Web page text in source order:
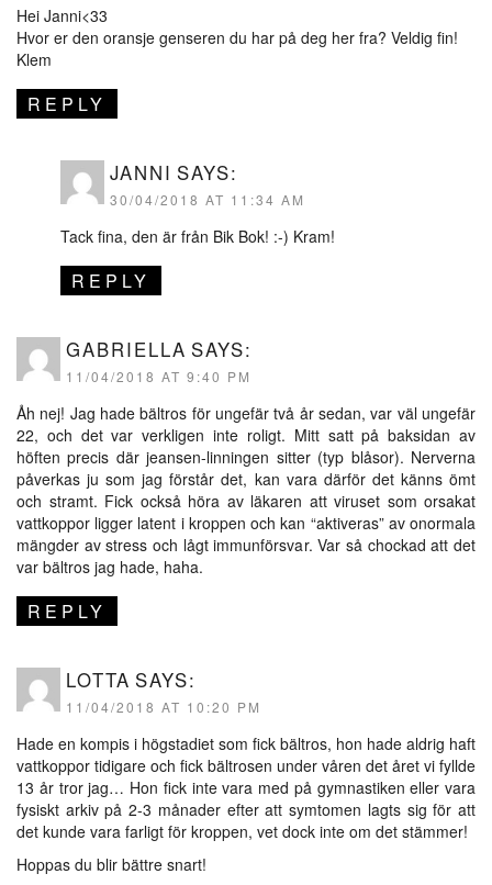
Hei Janni<33
Hvor er den oransje genseren du har på deg her fra? Veldig fin!
Klem
REPLY
JANNI SAYS:
30/04/2018 AT 11:34 AM
Tack fina, den är från Bik Bok! :-) Kram!
REPLY
GABRIELLA SAYS:
11/04/2018 AT 9:40 PM
Åh nej! Jag hade bältros för ungefär två år sedan, var väl ungefär
22, och det var verkligen inte roligt. Mitt satt på baksidan av
höften precis där jeansen-linningen sitter (typ blåsor). Nerverna
påverkas ju som jag förstår det, kan vara därför det känns ömt
och stramt. Fick också höra av läkaren att viruset som orsakat
vattkoppor ligger latent i kroppen och kan “aktiveras” av onormala
mängder av stress och lågt immunförsvar. Var så chockad att det
var bältros jag hade, haha.
REPLY
LOTTA SAYS:
11/04/2018 AT 10:20 PM
Hade en kompis i högstadiet som fick bältros, hon hade aldrig haft
vattkoppor tidigare och fick bältrosen under våren det året vi fyllde
13 år tror jag… Hon fick inte vara med på gymnastiken eller vara
fysiskt arkiv på 2-3 månader efter att symtomen lagts sig för att
det kunde vara farligt för kroppen, vet dock inte om det stämmer!
Hoppas du blir bättre snart!